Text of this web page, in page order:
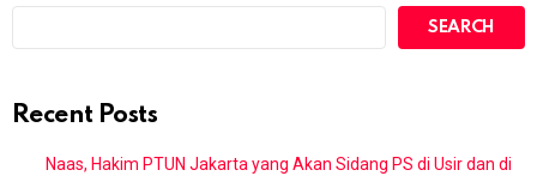
SEARCH
Recent Posts
Naas, Hakim PTUN Jakarta yang Akan Sidang PS di Usir dan di